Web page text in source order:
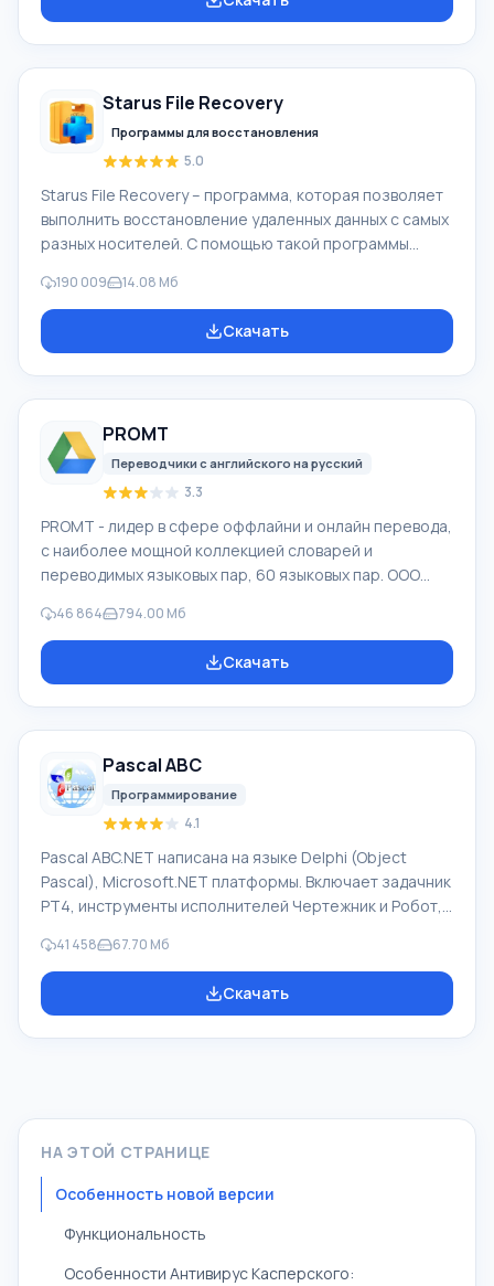
Захватывать видео с разных источников
Maker - добавить можно фоновую аудиодорожку,
использовать между
Starus File Recovery
Программы для восстановления
5.0
Starus File Recovery – программа, которая позволяет
выполнить восстановление удаленных данных с самых
разных носителей. С помощью такой программы
разными способами. Например, они были удалены
мимо Корзины, скрыты под воздействием
вредоносного программного обеспечения, утеряны
различными устройствами, например, с жесткими
дисками, SS
190 009 14.08 Мб
Скачать
PROMT
Переводчики с английского на русский
3.3
PROMT - лидер в сфере оффлайни и онлайн перевода,
с наиболее мощной коллекцией словарей и
переводимых языковых пар, 60 языковых пар. ООО
разработчик систем перевода для частных
пользователей и корпораций. Программой PROMT
обеспечивается перевод любого текста, пользуясь
русского интерфейса или электронные письма
иностранной компани
46 864 794.00 Мб
Скачать
Pascal ABC
Программирование
4.1
Pascal ABC.NET написана на языке Delphi (Object
Pascal), Microsoft.NET платформы. Включает задачник
PT4, инструменты исполнителей Чертежник и Робот,
изучении программирования. Основное назначение
систем программирования Pascal ABC.NET изучение и
обучение языкам современного программирования.
41 458 67.70 Мб
Скачать
НА ЭТОЙ СТРАНИЦЕ
Особенность новой версии
Функциональность
Особенности Антивирус Касперского: